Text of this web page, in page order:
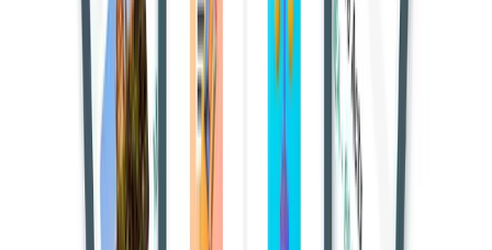
पत्नी का आरोप था कि उसे मानसिक और शारीरिक प्रताड़ना का सामना
करना पड़ा और पति का अन्य महिला के साथ संबंध था। वहीं, पति ने इन
आरोपों से इनकार किया और बताया कि उसे अमेरिका की अदालत से
2015 में एकपक्षीय (ex parte) तलाक मिल चुका है।
Read also:-
बॉम्बे हाईकोर्ट ने 10 साल बाद जारी ड्रग प्राइसिंग डिमांड
नोटिस रद्द किया, ‘देरी और प्राकृतिक न्याय का उल्लंघन’ बताया